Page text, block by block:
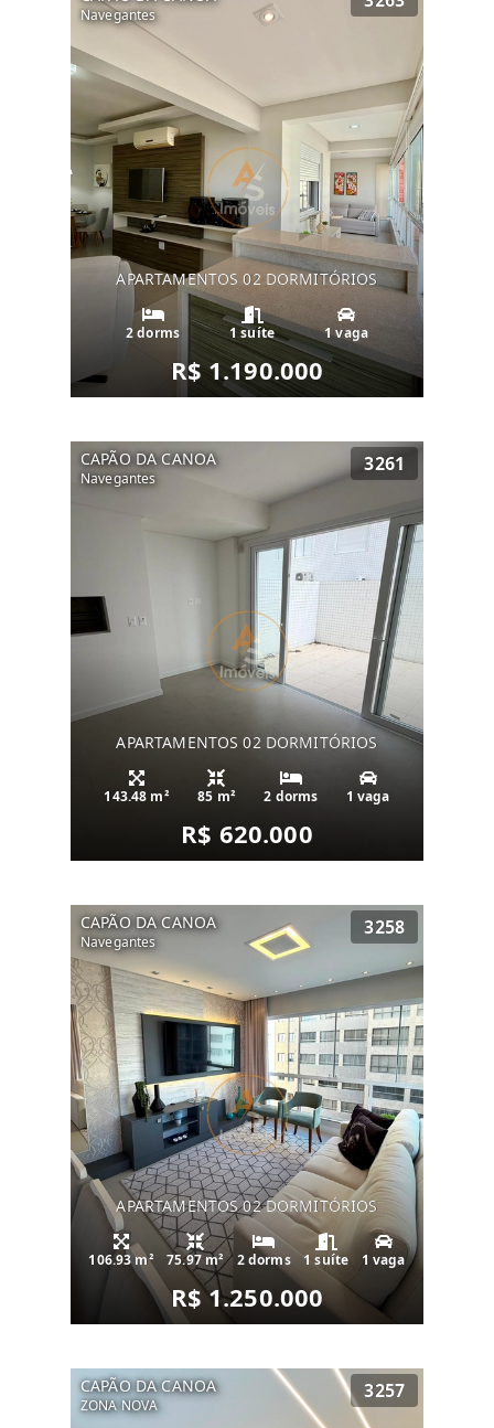
Navegantes
APARTAMENTOS 02 DORMITÓRIOS
2 dorms 1 suíte 1 vaga
R$ 1.190.000
CAPÃO DA CANOA
Navegantes
3261
APARTAMENTOS 02 DORMITÓRIOS
143.48 m² 85 m² 2 dorms 1 vaga
R$ 620.000
CAPÃO DA CANOA
Navegantes
3258
APARTAMENTOS 02 DORMITÓRIOS
106.93 m² 75.97 m² 2 dorms 1 suíte 1 vaga
R$ 1.250.000
CAPÃO DA CANOA
ZONA NOVA
3257